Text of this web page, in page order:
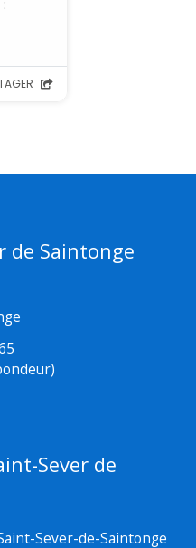
de Saintonge
Sever de
Sever-de-Saintonge